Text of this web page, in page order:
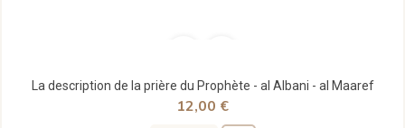
La description de la prière du Prophète - al Albani - al Maaref
12,00 €